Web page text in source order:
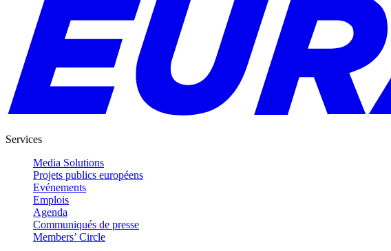
Services
Media Solutions
Projets publics européens
Evénements
Emplois
Agenda
Communiqués de presse
Members’ Circle